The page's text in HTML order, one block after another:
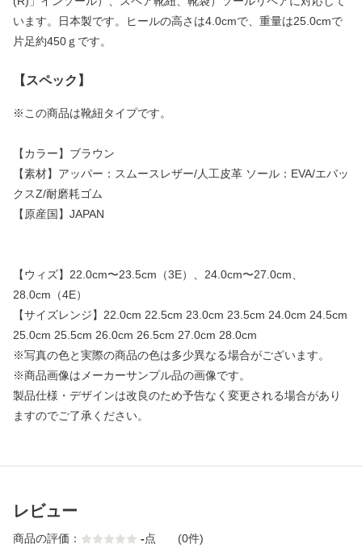
います。日本製です。ヒールの高さは4.0cmで、重量は25.0cmで
片足約450ｇです。
【スペック】
※この商品は靴紐タイプです。
【カラー】ブラウン
【素材】アッパー：スムースレザー/人工皮革 ソール：EVA/エバッ
クスZ/耐磨耗ゴム
【原産国】JAPAN
【ウィズ】22.0cm〜23.5cm（3E）、24.0cm〜27.0cm、
28.0cm（4E）
【サイズレンジ】22.0cm 22.5cm 23.0cm 23.5cm 24.0cm 24.5cm
25.0cm 25.5cm 26.0cm 26.5cm 27.0cm 28.0cm
※写真の色と実際の商品の色は多少異なる場合がございます。
※商品画像はメーカーサンプル品の画像です。
製品仕様・デザインは改良のため予告なく変更される場合があり
ますのでご了承ください。
レビュー
商品の評価： -点 (0件)